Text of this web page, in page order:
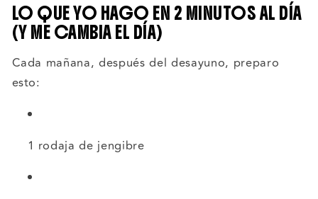
LO QUE YO HAGO EN 2 MINUTOS AL DÍA
(Y ME CAMBIA EL DÍA)
Cada mañana, después del desayuno, preparo
esto:
1 rodaja de jengibre